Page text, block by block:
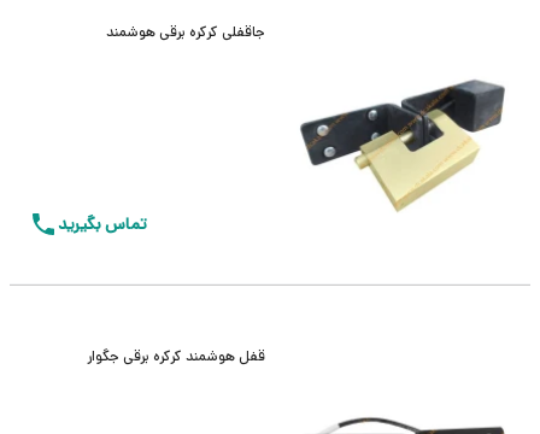
جاقفلی کرکره برقی هوشمند
تماس بگیرید
قفل هوشمند کرکره برقی جگوار